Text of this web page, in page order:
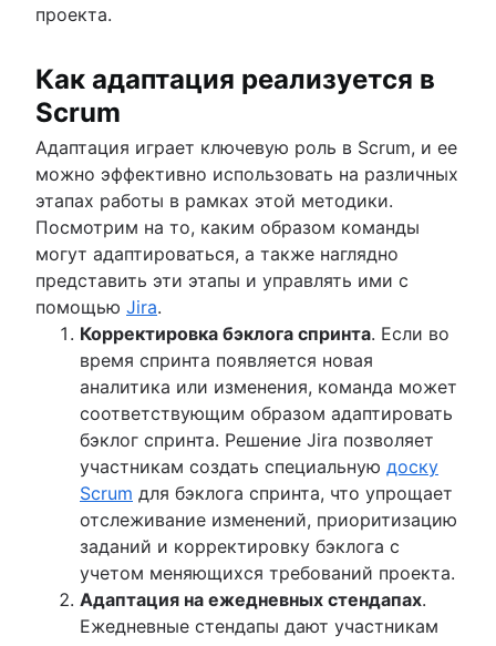
проекта.
Как адаптация реализуется в
Scrum
Адаптация играет ключевую роль в Scrum, и ее
можно эффективно использовать на различных
этапах работы в рамках этой методики.
Посмотрим на то, каким образом команды
могут адаптироваться, а также наглядно
представить эти этапы и управлять ими с
помощью Jira.
Корректировка бэклога спринта. Если во
время спринта появляется новая
аналитика или изменения, команда может
соответствующим образом адаптировать
бэклог спринта. Решение Jira позволяет
участникам создать специальную доску
Scrum для бэклога спринта, что упрощает
отслеживание изменений, приоритизацию
заданий и корректировку бэклога с
учетом меняющихся требований проекта.
Адаптация на ежедневных стендапах.
Ежедневные стендапы дают участникам